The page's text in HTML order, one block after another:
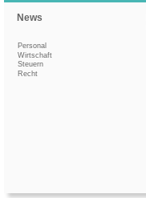
News
Personal
Wirtschaft
Steuern
Recht